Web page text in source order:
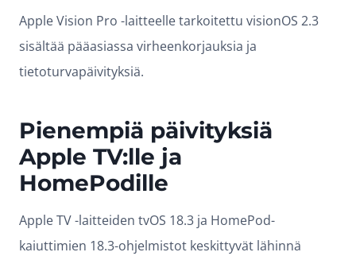
Apple Vision Pro -laitteelle tarkoitettu visionOS 2.3
sisältää pääasiassa virheenkorjauksia ja
tietoturvapäivityksiä.
Pienempiä päivityksiä
Apple TV:lle ja
HomePodille
Apple TV -laitteiden tvOS 18.3 ja HomePod-
kaiuttimien 18.3-ohjelmistot keskittyvät lähinnä